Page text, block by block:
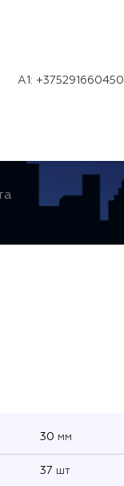
А1: +375291660450
30 мм
37 шт